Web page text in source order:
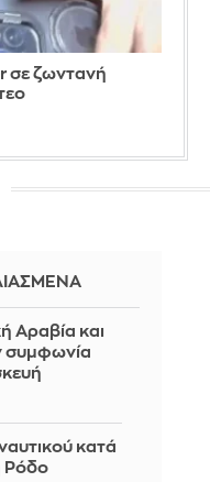
σε ζωντανή
Αραβία και
συμφωνία
κατά
Ρόδο